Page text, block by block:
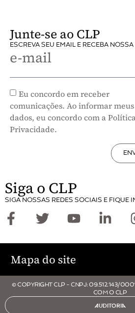
Junte-se ao CLP
ESCREVA SEU EMAIL E RECEBA
e-mail
Eu concordo em receber
comunicações. Ao informar meus
dados, eu concordo com a
Privacidade.
Siga o CLP
SIGA NOSSAS REDES SOCIAIS E FIQUE
Mapa do site
© COPYRIGHT CLP - CNPJ: 09.512.143/
COM O CLP
AUDITORIA